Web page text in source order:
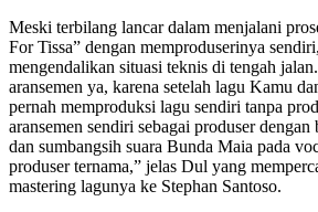
Meski terbilang lancar dalam menjalani
For Tissa” dengan memproduserinya
mengendalikan situasi teknis di tengah
aransemen ya, karena setelah lagu Kamu
pernah memproduksi lagu sendiri tanpa
aransemen sendiri sebagai produser dengan
dan sumbangsih suara Bunda Maia pada
produser ternama,” jelas Dul yang
mastering lagunya ke Stephan Santoso.